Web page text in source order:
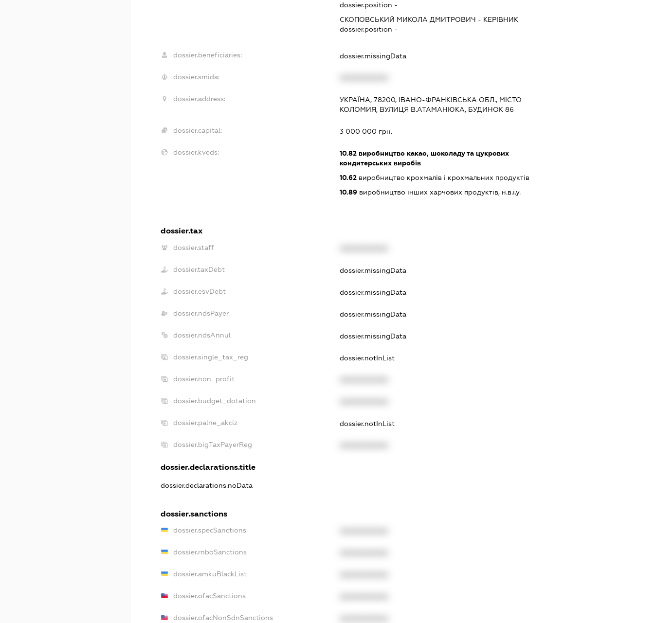
dossier.position -
СКОПОВСЬКИЙ МИКОЛА ДМИТРОВИЧ - КЕРІВНИК
dossier.position -
dossier.beneficiaries: dossier.missingData
dossier.smida:
dossier.address:
УКРАЇНА, 78200, ІВАНО-ФРАНКІВСЬКА ОБЛ., МІСТО
КОЛОМИЯ, ВУЛИЦЯ В.АТАМАНЮКА, БУДИНОК 86
dossier.capital: 3 000 000 грн.
dossier.kveds: 10.82 виробництво какао, шоколаду та цукрових
кондитерських виробів
10.62 виробництво крохмалів і крохмальних продуктів
10.89 виробництво інших харчових продуктів, н.в.і.у.
dossier.tax
dossier.staff
dossier.taxDebt dossier.missingData
dossier.esvDebt dossier.missingData
dossier.ndsPayer dossier.missingData
dossier.ndsAnnul dossier.missingData
dossier.single_tax_reg dossier.notInList
dossier.non_profit
dossier.budget_dotation
dossier.palne_akciz dossier.notInList
dossier.bigTaxPayerReg
dossier.declarations.title
dossier.declarations.noData
dossier.sanctions
dossier.specSanctions
dossier.rnboSanctions
dossier.amkuBlackList
dossier.ofacSanctions
dossier.ofacNonSdnSanctions